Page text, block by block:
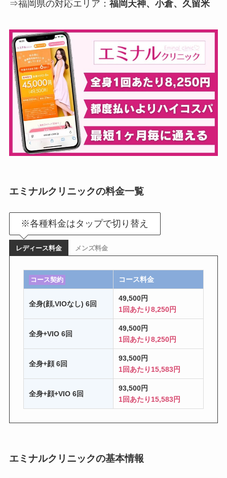
⇒福岡県の対応エリア： 福岡天神、小倉、久留米
エミナルクリニックの料金一覧
※各種料金はタップで切り替え
レディース料金 メンズ料金
コース契約 コース料金
全身(顔,VIOなし) 6回
49,500円
1回あたり8,250円
全身+VIO 6回
49,500円
1回あたり8,250円
全身+顔 6回
93,500円
1回あたり15,583円
全身+顔+VIO 6回
93,500円
1回あたり15,583円
エミナルクリニックの基本情報